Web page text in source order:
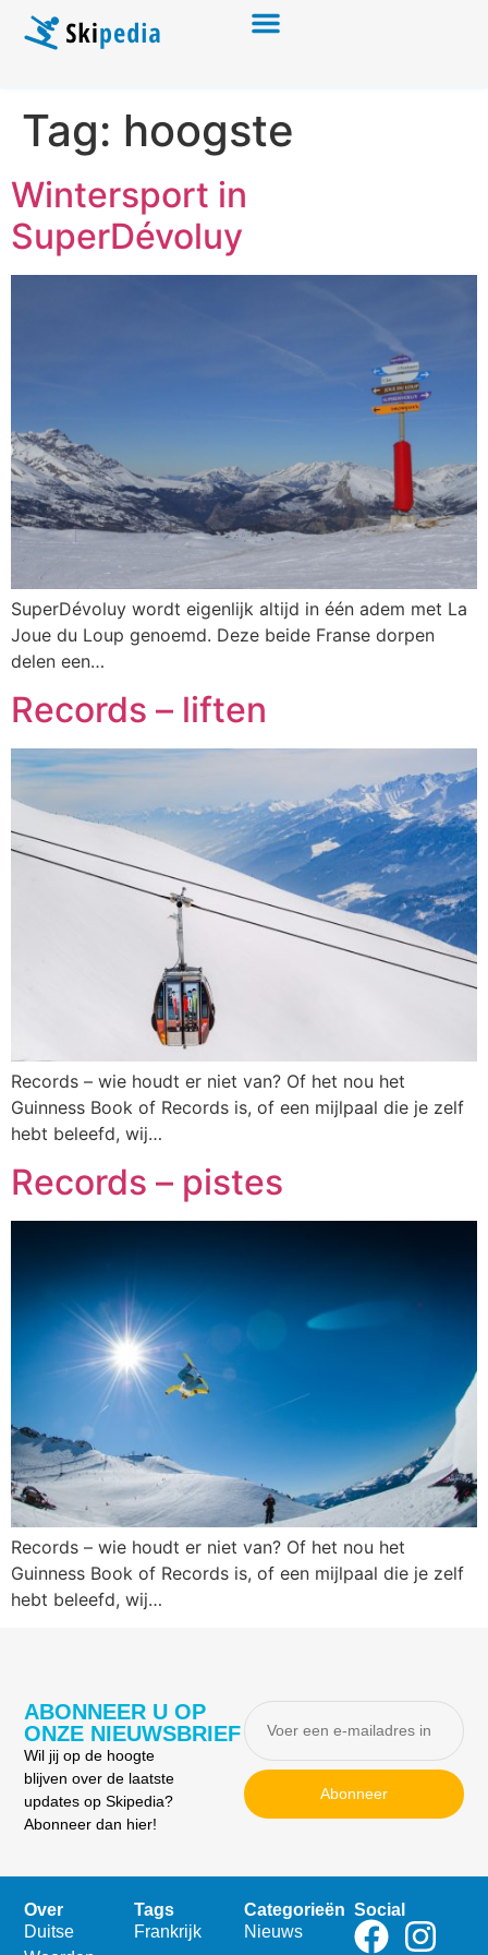
Tag: hoogste
Wintersport in
SuperDévoluy
SuperDévoluy wordt eigenlijk altijd in één adem met La
Joue du Loup genoemd. Deze beide Franse dorpen
delen een…
Records – liften
Records – wie houdt er niet van? Of het nou het
Guinness Book of Records is, of een mijlpaal die je zelf
hebt beleefd, wij…
Records – pistes
Records – wie houdt er niet van? Of het nou het
Guinness Book of Records is, of een mijlpaal die je zelf
hebt beleefd, wij…
ABONNEER U OP
ONZE NIEUWSBRIEF
Wil jij op de hoogte
blijven over de laatste
updates op Skipedia?
Abonneer dan hier!
Abonneer
Over
Duitse
Tags
Frankrijk
Categorieën
Nieuws
Social